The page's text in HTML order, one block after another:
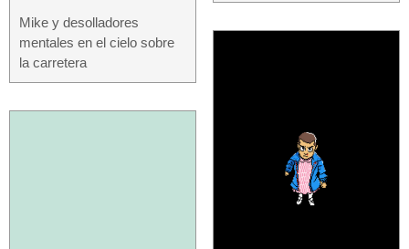
Mike y desolladores
mentales en el cielo sobre
la carretera